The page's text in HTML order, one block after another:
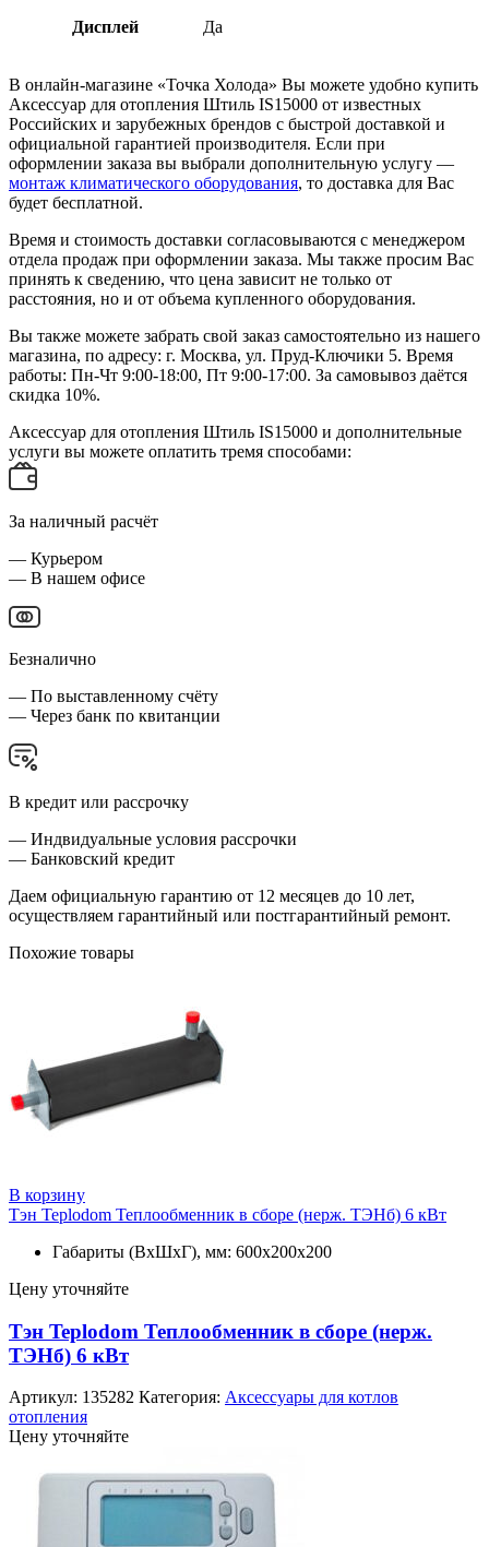
Дисплей Да
В онлайн-магазине «Точка Холода» Вы можете удобно купить
Аксессуар для отопления Штиль IS15000 от известных
Российских и зарубежных брендов с быстрой доставкой и
официальной гарантией производителя. Если при
оформлении заказа вы выбрали дополнительную услугу —
монтаж климатического оборудования, то доставка для Вас
будет бесплатной.
Время и стоимость доставки согласовываются с менеджером
отдела продаж при оформлении заказа. Мы также просим Вас
принять к сведению, что цена зависит не только от
расстояния, но и от объема купленного оборудования.
Вы также можете забрать свой заказ самостоятельно из нашего
магазина, по адресу: г. Москва, ул. Пруд-Ключики 5. Время
работы: Пн-Чт 9:00-18:00, Пт 9:00-17:00. За самовывоз даётся
скидка 10%.
Аксессуар для отопления Штиль IS15000 и дополнительные
услуги вы можете оплатить тремя способами:
За наличный расчёт
— Курьером
— В нашем офисе
Безналично
— По выставленному счёту
— Через банк по квитанции
В кредит или рассрочку
— Индвидуальные условия рассрочки
— Банковский кредит
Даем официальную гарантию от 12 месяцев до 10 лет,
осуществляем гарантийный или постгарантийный ремонт.
Похожие товары
В корзину
Тэн Teplodom Теплообменник в сборе (нерж. ТЭНб) 6 кВт
Габариты (ВхШхГ), мм: 600х200х200
Цену уточняйте
Тэн Teplodom Теплообменник в сборе (нерж.
ТЭНб) 6 кВт
Артикул: 135282 Категория: Аксессуары для котлов
отопления
Цену уточняйте